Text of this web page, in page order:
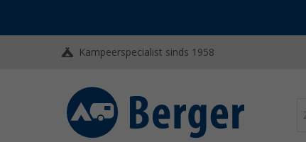
Kampeerspecialist sinds 1958